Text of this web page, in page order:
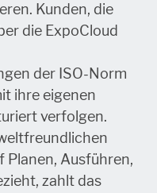
Kunden, die
die ExpoCloud
der ISO-Norm
ihre eigenen
verfolgen.
Planen, Ausführen,
zahlt das